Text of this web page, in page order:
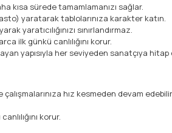
kısa sürede tamamlamanızı sağlar.
yaratarak tablolarınıza karakter katın.
yaratıcılığınızı sınırlandırmaz.
ilk günkü canlılığını korur.
yapısıyla her seviyeden sanatçıya hitap
hız kesmeden devam
korur.